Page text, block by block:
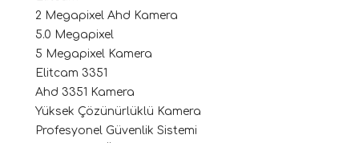
2 Megapixel Ahd Kamera
5.0 Megapixel
5 Megapixel Kamera
Elitcam 3351
Ahd 3351 Kamera
Yüksek Çözünürlüklü Kamera
Profesyonel Güvenlik Sistemi